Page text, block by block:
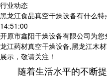
行业动态
黑龙江食品真空干燥设备有什么特
14:51:00
开原市鑫阳干燥设备有限公司为您
龙江药材真空干燥设备,黑龙江木
展示，敬请关注！
随着生活水平的不断提